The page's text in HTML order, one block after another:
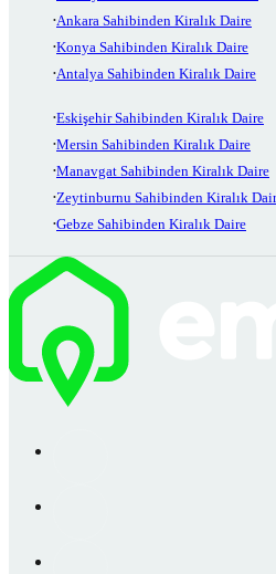
Ankara Sahibinden Kiralık Daire
Konya Sahibinden Kiralık Daire
Antalya Sahibinden Kiralık Daire
Eskişehir Sahibinden Kiralık Daire
Mersin Sahibinden Kiralık Daire
Manavgat Sahibinden Kiralık Daire
Zeytinburnu Sahibinden Kiralık
Gebze Sahibinden Kiralık Daire